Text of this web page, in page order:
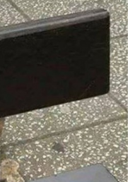
Geschenk